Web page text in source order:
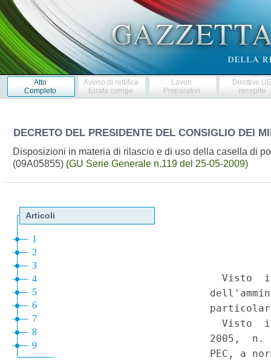
Atto
Completo
Avviso di rettifica
Errata corrige
Lavori
Preparatori
Direttive
recepite
DECRETO DEL PRESIDENTE DEL CONSIGLIO DEI
Disposizioni in materia di rilascio e di uso della casella di
(09A05855) (GU Serie Generale n.119 del 25-05-2009)